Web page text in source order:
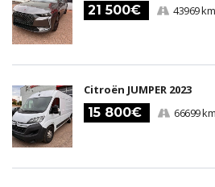
21 500€ 43969 km
Citroën JUMPER 2023
15 800€ 66699 km